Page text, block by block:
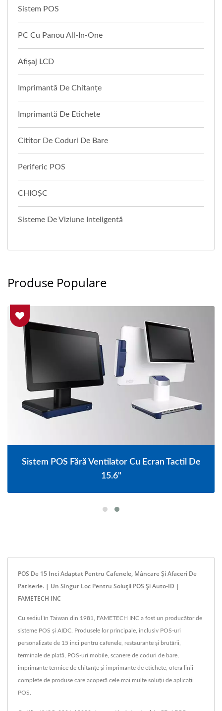
Sistem POS
PC Cu Panou All-In-One
Afișaj LCD
Imprimantă De Chitanțe
Imprimantă De Etichete
Cititor De Coduri De Bare
Periferic POS
CHIOŞC
Sisteme De Viziune Inteligentă
Produse Populare
Sistem POS Fără Ventilator Cu Ecran Tactil De
15.6"
POS De 15 Inci Adaptat Pentru Cafenele, Mâncare Și Afaceri De
Patiserie. | Un Singur Loc Pentru Soluții POS Și Auto-ID |
FAMETECH INC
Cu sediul în Taiwan din 1981, FAMETECH INC a fost un producător de
sisteme POS și AIDC. Produsele lor principale, inclusiv POS-uri
personalizate de 15 inci pentru cafenele, restaurante și brutării,
terminale de plată, POS-uri mobile, scanere de coduri de bare,
imprimante termice de chitanțe și imprimante de etichete, oferă linii
complete de produse care acoperă cele mai multe soluții de aplicații
POS.